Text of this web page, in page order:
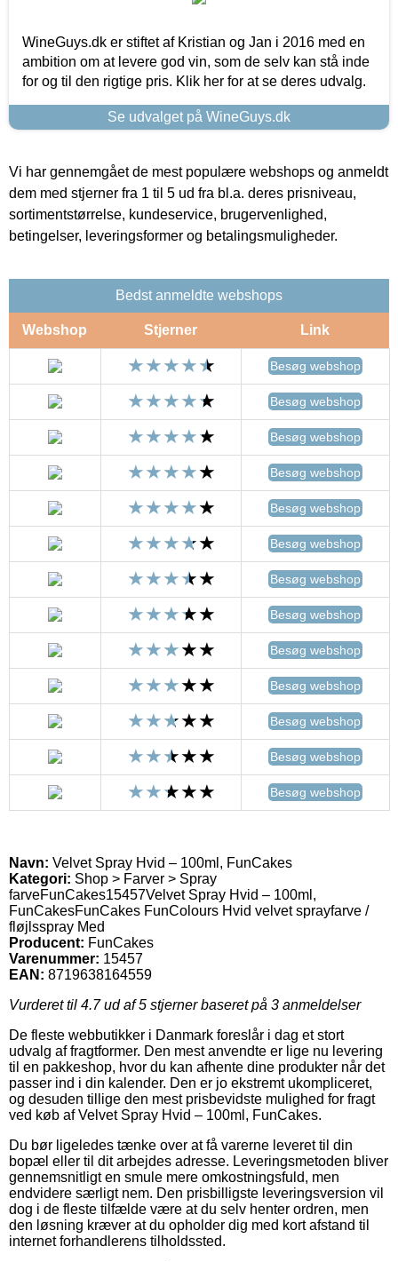
WineGuys.dk er stiftet af Kristian og Jan i 2016 med en
ambition om at levere god vin, som de selv kan stå inde
for og til den rigtige pris. Klik her for at se deres udvalg.
Se udvalget på WineGuys.dk
Vi har gennemgået de mest populære webshops og anmeldt
dem med stjerner fra 1 til 5 ud fra bl.a. deres prisniveau,
sortimentstørrelse, kundeservice, brugervenlighed,
betingelser, leveringsformer og betalingsmuligheder.
Bedst anmeldte webshops
Webshop Stjerner Link
Besøg webshop
Besøg webshop
Besøg webshop
Besøg webshop
Besøg webshop
Besøg webshop
Besøg webshop
Besøg webshop
Besøg webshop
Besøg webshop
Besøg webshop
Besøg webshop
Besøg webshop
Navn: Velvet Spray Hvid – 100ml, FunCakes
Kategori: Shop > Farver > Spray
farveFunCakes15457Velvet Spray Hvid – 100ml,
FunCakesFunCakes FunColours Hvid velvet sprayfarve /
fløjlsspray Med
Producent: FunCakes
Varenummer: 15457
EAN: 8719638164559
Vurderet til 4.7ud af 5 stjerner baseret på 3 anmeldelser
De fleste webbutikker i Danmark foreslår i dag et stort
udvalg af fragtformer. Den mest anvendte er lige nu levering
til en pakkeshop, hvor du kan afhente dine produkter når det
passer ind i din kalender. Den er jo ekstremt ukompliceret,
og desuden tillige den mest prisbevidste mulighed for fragt
ved køb af Velvet Spray Hvid – 100ml, FunCakes.
Du bør ligeledes tænke over at få varerne leveret til din
bopæl eller til dit arbejdes adresse. Leveringsmetoden bliver
gennemsnitligt en smule mere omkostningsfuld, men
endvidere særligt nem. Den prisbilligste leveringsversion vil
dog i de fleste tilfælde være at du selv henter ordren, men
den løsning kræver at du opholder dig med kort afstand til
internet forhandlerens tilholdssted.